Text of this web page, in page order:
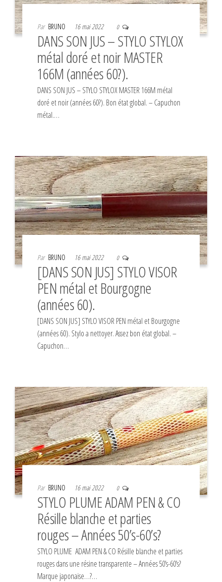
Par BRUNO 16 mai 2022 0
DANS SON JUS – STYLO STYLOX
métal doré et noir MASTER
166M (années 60?).
DANS SON JUS – STYLO STYLOX MASTER 166M métal
doré et noir (années 60?). Bon état global. – Capuchon
métal.…
Par BRUNO 16 mai 2022 0
[DANS SON JUS] STYLO VISOR
PEN métal et Bourgogne
(années 60).
[DANS SON JUS] STYLO VISOR PEN métal et Bourgogne
(années 60). Stylo a nettoyer. Assez bon état global. –
Capuchon…
Par BRUNO 16 mai 2022 0
STYLO PLUME ADAM PEN & CO
Résille blanche et parties
rouges – Années 50’s-60’s?
STYLO PLUME ADAM PEN & CO Résille blanche et parties
rouges dans une résine transparente – Années 50’s-60’s?
Marque japonaise…?…